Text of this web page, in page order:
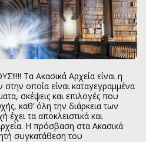
Τα Ακασικά Αρχεία είναι η
οποία είναι καταγεγραμμένα
σκέψεις και επιλογές που
καθ’ όλη την διάρκεια των
τα αποκλειστικά και
Η πρόσβαση στα Ακασικά
συγκατάθεση του